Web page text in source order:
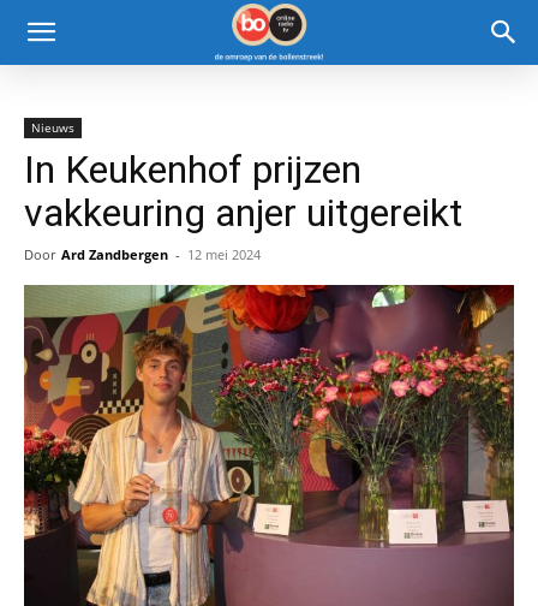
Nieuws
In Keukenhof prijzen
vakkeuring anjer uitgereikt
Door Ard Zandbergen - 12 mei 2024